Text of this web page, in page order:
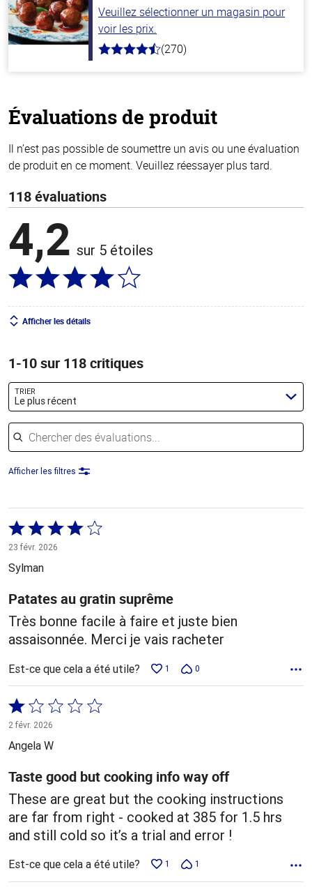
Veuillez sélectionner un magasin pour
voir les prix.
4.5
(270)
Évaluations de produit
Il n’est pas possible de soumettre un avis ou une évaluation
de produit en ce moment. Veuillez réessayer plus tard.
118 évaluations
4,2 sur 5 étoiles
Afficher les détails
1-10 sur 118 critiques
TRIER
Le plus récent
Chercher des évaluations
Afficher les filtres
Coté
4 sur
5
23 févr. 2026
Sylman
Patates au gratin suprême
Très bonne facile à faire et juste bien
assaisonnée. Merci je vais racheter
Est-ce que cela a été utile? 1 0
Coté
1 sur
5
2 févr. 2026
Angela W
Taste good but cooking info way off
These are great but the cooking instructions
are far from right - cooked at 385 for 1.5 hrs
and still cold so it’s a trial and error !
Est-ce que cela a été utile? 1 1